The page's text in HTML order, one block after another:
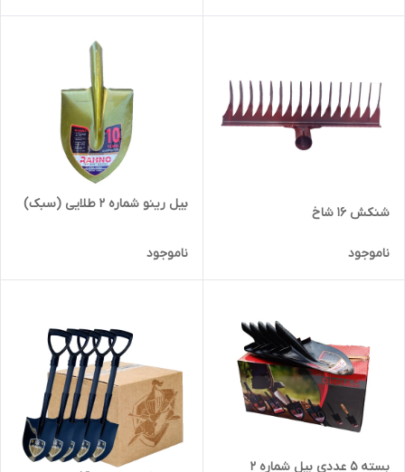
شنکش 16 شاخ
ناموجود
بیل رینو شماره 2 طلایی (سبک)
ناموجود
بسته 5 عددی بیل شماره 2